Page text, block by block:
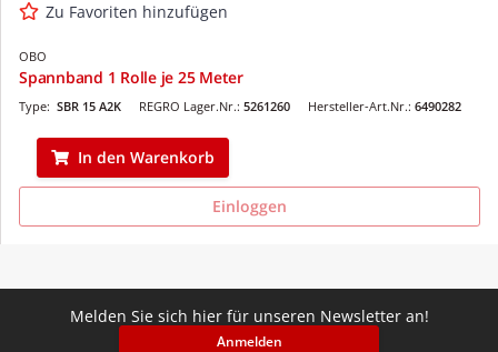
Zu Favoriten hinzufügen
OBO
Spannband 1 Rolle je 25 Meter
REGRO Lager.Nr.: 5261260
Type: SBR 15 A2K Hersteller-Art.Nr.: 6490282
In den Warenkorb
Einloggen
Melden Sie sich hier für unseren Newsletter an!
Anmelden